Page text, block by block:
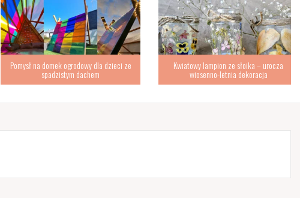
Pomysł na domek ogrodowy dla dzieci ze
spadzistym dachem
Kwiatowy lampion ze słoika – urocza
wiosenno-letnia dekoracja